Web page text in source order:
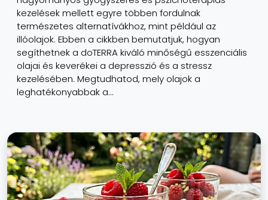
kezelések mellett egyre többen fordulnak
természetes alternatívákhoz, mint például az
illóolajok. Ebben a cikkben bemutatjuk, hogyan
segíthetnek a doTERRA kiváló minőségű esszenciális
olajai és keverékei a depresszió és a stressz
kezelésében. Megtudhatod, mely olajok a
leghatékonyabbak a...